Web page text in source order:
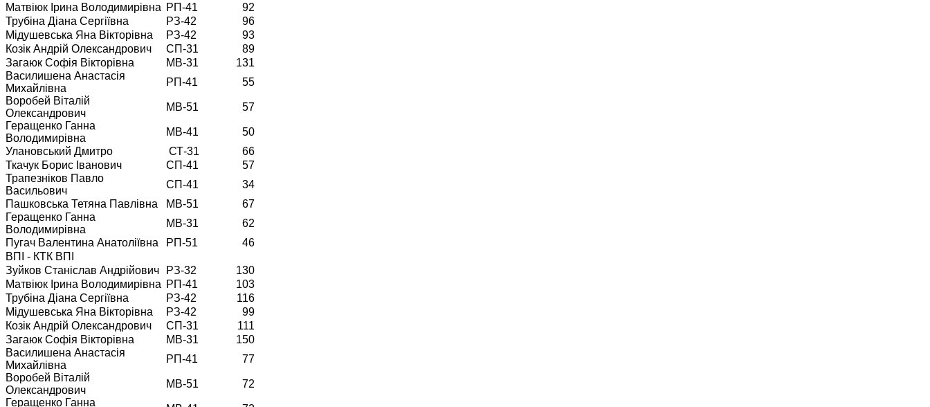
Матвіюк Ірина Володимирівна РП-41
92
Трубіна Діана Сергіївна
РЗ-42
96
Мідушевська Яна Вікторівна
РЗ-42
93
Козік Андрій Олександрович
СП-31
89
Загаюк Софія Вікторівна
МВ-31
131
Василишена Анастасія
Михайлівна
РП-41
55
Воробей Віталій
Олександрович
МВ-51
57
Геращенко Ганна
Володимирівна
МВ-41
50
Улановський Дмитро
СТ-31
66
Ткачук Борис Іванович
СП-41
57
Трапезніков Павло
Васильович
СП-41
34
Пашковська Тетяна Павлівна
МВ-51
67
Геращенко Ганна
Володимирівна
МВ-31
62
Пугач Валентина Анатоліївна
РП-51
46
ВПІ - КТК ВПІ
Зуйков Станіслав Андрійович
РЗ-32
130
Матвіюк Ірина Володимирівна РП-41
103
Трубіна Діана Сергіївна
РЗ-42
116
Мідушевська Яна Вікторівна
РЗ-42
99
Козік Андрій Олександрович
СП-31
111
Загаюк Софія Вікторівна
МВ-31
150
Василишена Анастасія
Михайлівна
РП-41
77
Воробей Віталій
Олександрович
МВ-51
72
Геращенко Ганна